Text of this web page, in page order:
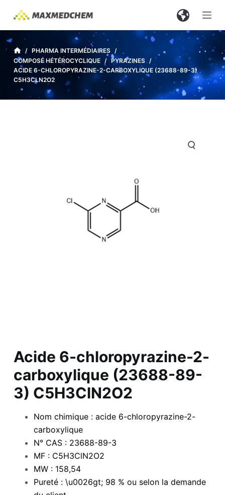
s
s
e
/ PHARMA INTERMÉDIAIRES /
COMPOSÉ HÉTÉROCYCLIQUE / PYRAZINES /
ACIDE 6-CHLOROPYRAZINE-2-CARBOXYLIQUE (23688-89-3)
C5H3CLN2O2
Acide 6-chloropyrazine-2-
carboxylique (23688-89-
3) C5H3ClN2O2
Nom chimique : acide 6-chloropyrazine-2-
carboxylique
N° CAS : 23688-89-3
MF : C5H3ClN2O2
MW : 158,54
Pureté : \u0026gt; 98 % ou selon la demande